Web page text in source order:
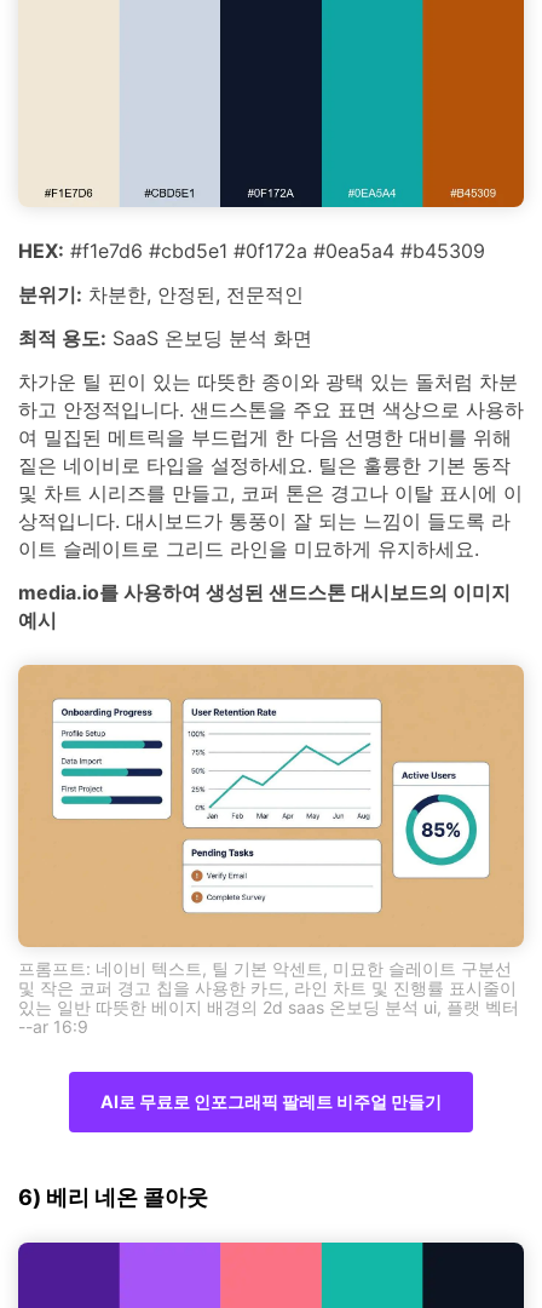
HEX: #f1e7d6 #cbd5e1 #0f172a #0ea5a4 #b45309
분위기: 차분한, 안정된, 전문적인
최적 용도: SaaS 온보딩 분석 화면
차가운 틸 핀이 있는 따뜻한 종이와 광택 있는 돌처럼 차분
하고 안정적입니다. 샌드스톤을 주요 표면 색상으로 사용하
여 밀집된 메트릭을 부드럽게 한 다음 선명한 대비를 위해
짙은 네이비로 타입을 설정하세요. 틸은 훌륭한 기본 동작
및 차트 시리즈를 만들고, 코퍼 톤은 경고나 이탈 표시에 이
상적입니다. 대시보드가 통풍이 잘 되는 느낌이 들도록 라
이트 슬레이트로 그리드 라인을 미묘하게 유지하세요.
media.io를 사용하여 생성된 샌드스톤 대시보드의 이미지
예시
프롬프트: 네이비 텍스트, 틸 기본 악센트, 미묘한 슬레이트 구분선
및 작은 코퍼 경고 칩을 사용한 카드, 라인 차트 및 진행률 표시줄이
있는 일반 따뜻한 베이지 배경의 2d saas 온보딩 분석 ui, 플랫 벡터
--ar 16:9
AI로 무료로 인포그래픽 팔레트 비주얼 만들기
6) 베리 네온 콜아웃